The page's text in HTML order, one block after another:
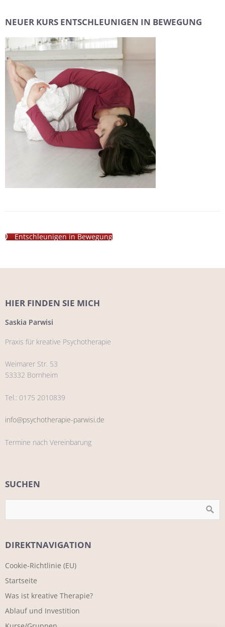
NEUER KURS ENTSCHLEUNIGEN IN BEWEGUNG
Entschleunigen in Bewegung
HIER FINDEN SIE MICH
Saskia Parwisi
Praxis für kreative Psychotherapie
Weimarer Str. 53
53332 Bornheim
Tel.: 0175 2010839
info@psychotherapie-parwisi.de
Termine nach Vereinbarung
SUCHEN
DIREKTNAVIGATION
Cookie-Richtlinie (EU)
Startseite
Was ist kreative Therapie?
Ablauf und Investition